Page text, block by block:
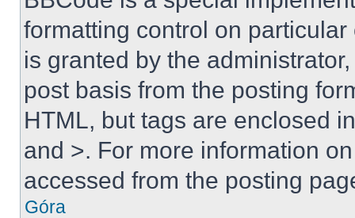
formatting control on
is granted by the
post basis from the posting
HTML, but tags are enclosed
and >. For more information
accessed from the posting
Góra